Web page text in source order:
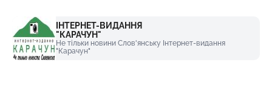
ІНТЕРНЕТ-ВИДАННЯ
"КАРАЧУН"
Не тільки новини Слов'янську Інтернет-видання
"Карачун"